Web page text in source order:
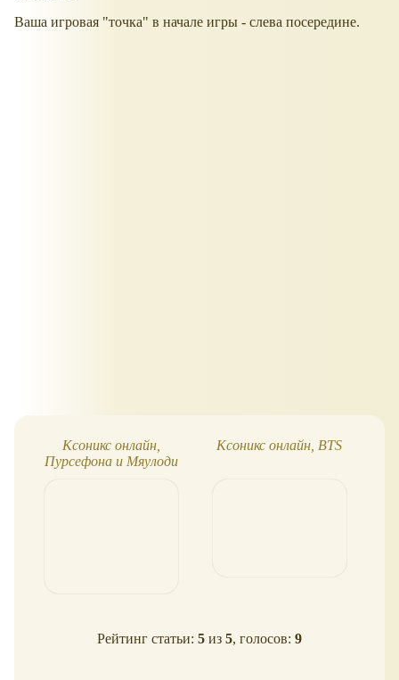
Ваша игровая "точка" в начале игры - слева посередине.
Ксоникс онлайн,
Пурсефона и Мяулоди
Ксоникс онлайн, BTS
Рейтинг статьи: 5 из 5, голосов: 9